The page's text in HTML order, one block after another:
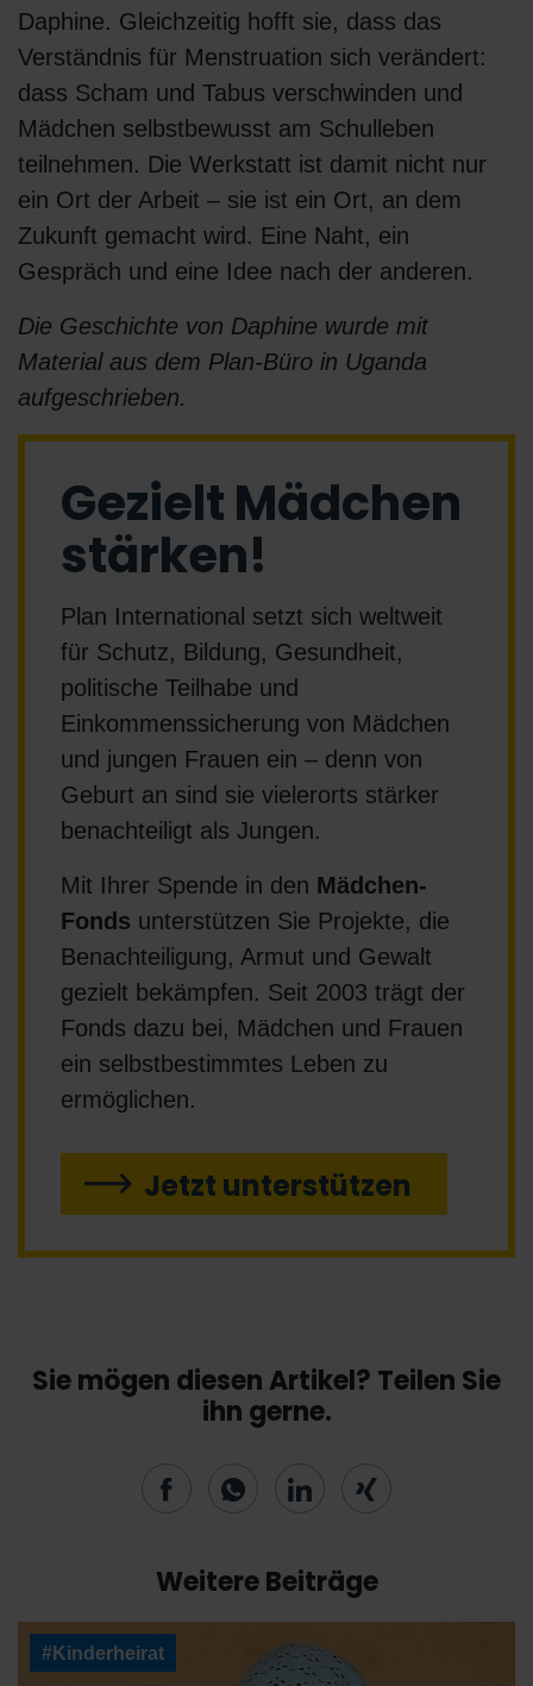
Daphine. Gleichzeitig hofft sie, dass das
Verständnis für Menstruation sich verändert:
dass Scham und Tabus verschwinden und
Mädchen selbstbewusst am Schulleben
teilnehmen. Die Werkstatt ist damit nicht nur
ein Ort der Arbeit – sie ist ein Ort, an dem
Zukunft gemacht wird. Eine Naht, ein
Gespräch und eine Idee nach der anderen.
Die Geschichte von Daphine wurde mit
Material aus dem Plan-Büro in Uganda
aufgeschrieben.
Gezielt Mädchen
stärken!
Plan International setzt sich weltweit
für Schutz, Bildung, Gesundheit,
politische Teilhabe und
Einkommenssicherung von Mädchen
und jungen Frauen ein – denn von
Geburt an sind sie vielerorts stärker
benachteiligt als Jungen.
Mit Ihrer Spende in den Mädchen-
Fonds unterstützen Sie Projekte, die
Benachteiligung, Armut und Gewalt
gezielt bekämpfen. Seit 2003 trägt der
Fonds dazu bei, Mädchen und Frauen
ein selbstbestimmtes Leben zu
ermöglichen.
Jetzt unterstützen
Sie mögen diesen Artikel? Teilen Sie
ihn gerne.
Weitere Beiträge
#Kinderheirat